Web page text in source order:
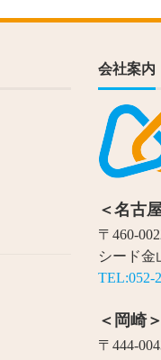
会社案内
＜名古
〒460-
シード金
TEL:052-
＜岡崎＞
〒444-